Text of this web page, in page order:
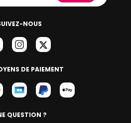
NOUS
DE PAIEMENT
QUESTION ?